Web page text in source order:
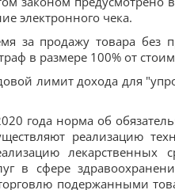
электронного чека.
за продажу товара без
в размере 100% от
лимит дохода для
года норма об
реализацию
лекарственных
в сфере
подержанными